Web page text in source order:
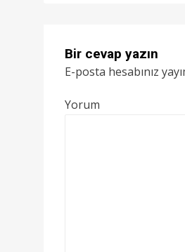
Bir cevap yazın
E-posta hesabınız
Yorum